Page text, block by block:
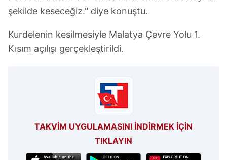
şekilde keseceğiz." diye konuştu.
Kurdelenin kesilmesiyle Malatya Çevre Yolu 1.
Kısım açılışı gerçekleştirildi.
TAKVİM UYGULAMASINI İNDİRMEK İÇİN
TIKLAYIN